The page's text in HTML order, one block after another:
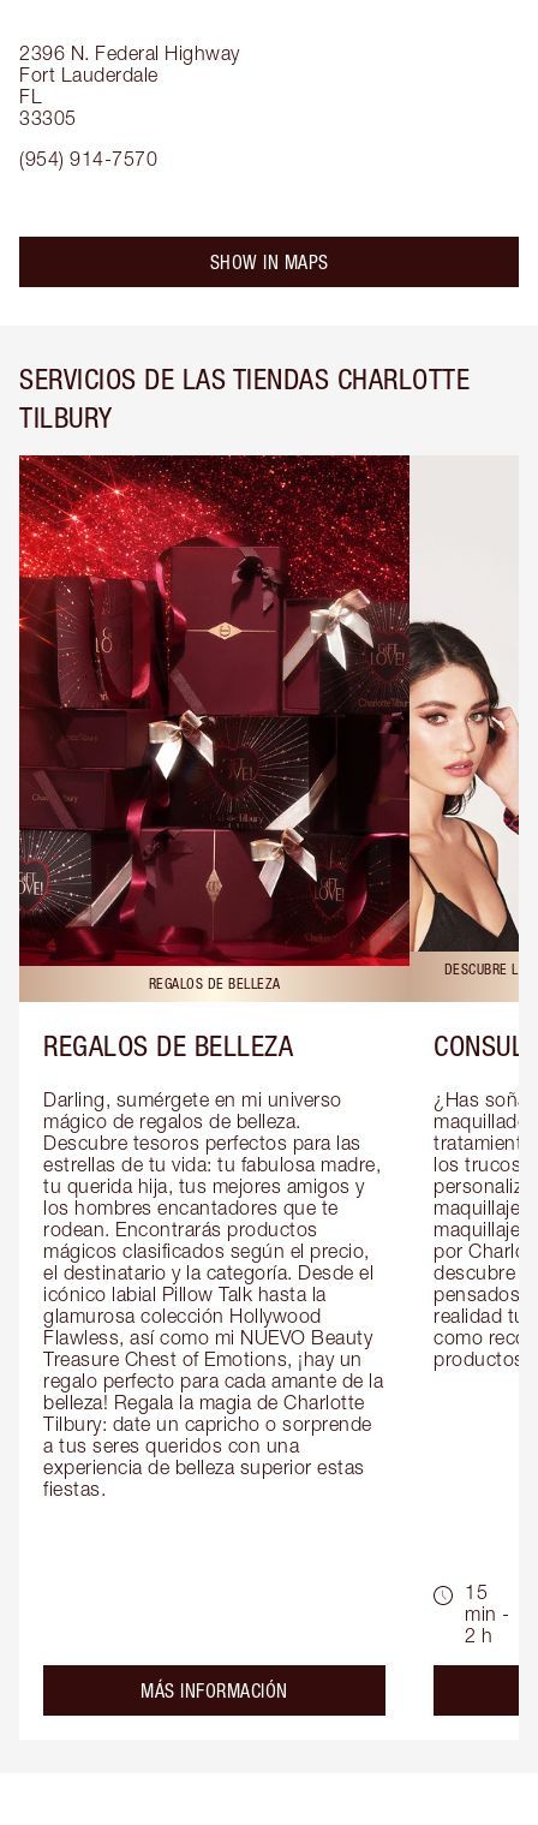
2396 N. Federal Highway
Fort Lauderdale
FL
33305
(954) 914-7570
SHOW IN MAPS
SERVICIOS DE LAS TIENDAS CHARLOTTE
TILBURY
REGALOS DE BELLEZA
REGALOS DE BELLEZA
Darling, sumérgete en mi universo
mágico de regalos de belleza.
Descubre tesoros perfectos para las
estrellas de tu vida: tu fabulosa madre,
tu querida hija, tus mejores amigos y
los hombres encantadores que te
rodean. Encontrarás productos
mágicos clasificados según el precio,
el destinatario y la categoría. Desde el
icónico labial Pillow Talk hasta la
glamurosa colección Hollywood
Flawless, así como mi NUEVO Beauty
Treasure Chest of Emotions, ¡hay un
regalo perfecto para cada amante de la
belleza! Regala la magia de Charlotte
Tilbury: date un capricho o sorprende
a tus seres queridos con una
experiencia de belleza superior estas
fiestas.
MÁS INFORMACIÓN
DESCUBRE
¿Has
los
maquillaje
maquillaje
por
descubre
pensados
realidad
como
productos
15
min -
2 h